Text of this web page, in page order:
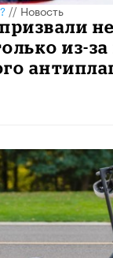
//Новость
из-за